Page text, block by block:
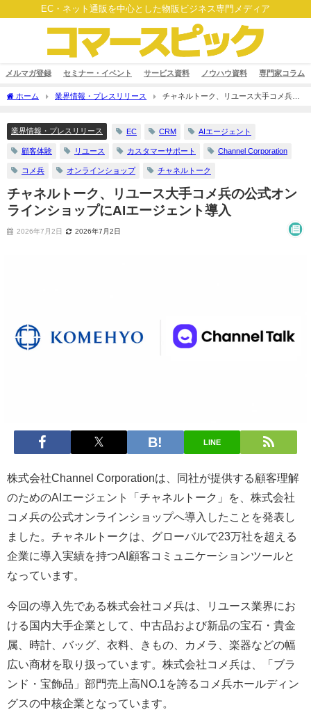
EC・ネット通販を中心とした物販ビジネス専門メディア
メルマガ登録 セミナー・イベント サービス資料 ノウハウ資料 専門家コラム
ホーム 業界情報・プレスリリース
チャネルトーク、リユース大手コメ兵の
業界情報・プレスリリース EC CRM AIエージェント
顧客体験 リユース カスタマーサポート Channel Corporation
コメ兵 オンラインショップ チャネルトーク
チャネルトーク、リユース大手コメ兵の公式オン
ラインショップにAIエージェント導入
2026年7月2日 2026年7月2日
LINE
株式会社Channel Corporationは、同社が提供する顧客理解
のためのAIエージェント「チャネルトーク」を、株式会社
コメ兵の公式オンラインショップへ導入したことを発表し
ました。チャネルトークは、グローバルで23万社を超える
企業に導入実績を持つAI顧客コミュニケーションツールと
なっています。
今回の導入先である株式会社コメ兵は、リユース業界にお
ける国内大手企業として、中古品および新品の宝石・貴金
属、時計、バッグ、衣料、きもの、カメラ、楽器などの幅
広い商材を取り扱っています。株式会社コメ兵は、「ブラ
ンド・宝飾品」部門売上高NO.1を誇るコメ兵ホールディン
グスの中核企業となっています。